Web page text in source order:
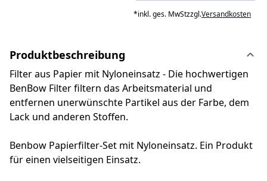
*inkl. ges. MwStzzgl.Versandkosten
Produktbeschreibung
Filter aus Papier mit Nyloneinsatz - Die hochwertigen
BenBow Filter filtern das Arbeitsmaterial und
entfernen unerwünschte Partikel aus der Farbe, dem
Lack und anderen Stoffen.
Benbow Papierfilter-Set mit Nyloneinsatz. Ein Produkt
für einen vielseitigen Einsatz.